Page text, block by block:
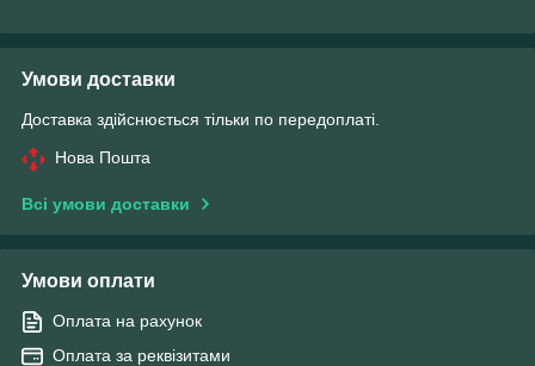
Умови доставки
Доставка здійснюється тільки по передоплаті.
Нова Пошта
Всі умови доставки
Умови оплати
Оплата на рахунок
Оплата за реквізитами